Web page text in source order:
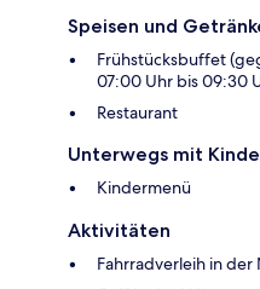
Speisen und
Frühstücksbuffet
07:00 Uhr bis 09:30
Restaurant
Unterwegs mit
Kindermenü
Aktivitäten
Fahrradverleih in der